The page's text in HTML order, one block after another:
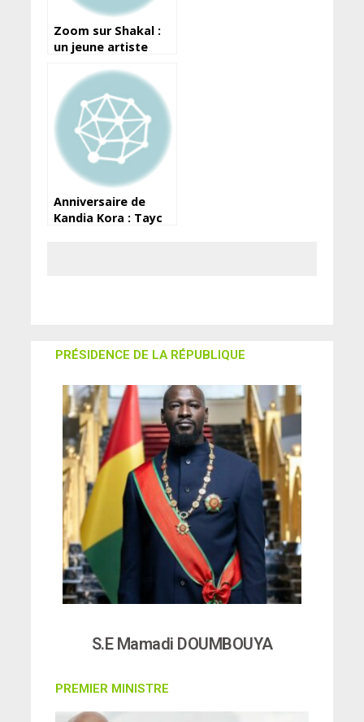
Zoom sur Shakal :
un jeune artiste
multiples facettes
Anniversaire de
Kandia Kora : Tayc
PRÉSIDENCE DE LA RÉPUBLIQUE
S.E Mamadi DOUMBOUYA
PREMIER MINISTRE